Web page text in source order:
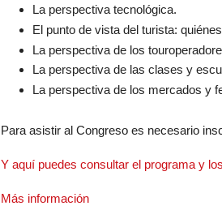
La perspectiva tecnológica.
El punto de vista del turista:
La perspectiva de los
La perspectiva de las clases y
La perspectiva de los mercados y
Para asistir al Congreso es necesario
Y aquí puedes consultar el programa y
Más información